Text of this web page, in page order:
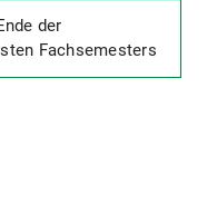
der
Fachsemesters